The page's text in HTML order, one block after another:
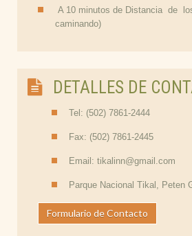
A 10 minutos de Distancia de
caminando)
DETALLES DE
Tel: (502) 7861-2444
Fax: (502) 7861-2445
Email: tikalinn@gmail.com
Parque Nacional Tikal, Peten
Formulario de Contacto